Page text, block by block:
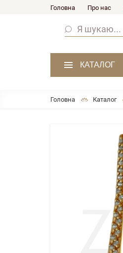
Головна Про нас
КАТАЛОГ
Головна Каталог